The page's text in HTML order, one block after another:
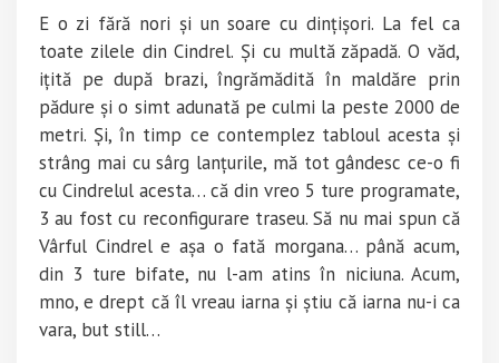
E o zi fără nori și un soare cu dințișori. La fel ca
toate zilele din Cindrel. Și cu multă zăpadă. O văd,
ițită pe după brazi, îngrămădită în maldăre prin
pădure și o simt adunată pe culmi la peste 2000 de
metri. Și, în timp ce contemplez tabloul acesta și
strâng mai cu sârg lanțurile, mă tot gândesc ce-o fi
cu Cindrelul acesta… că din vreo 5 ture programate,
3 au fost cu reconfigurare traseu. Să nu mai spun că
Vârful Cindrel e așa o fată morgana… până acum,
din 3 ture bifate, nu l-am atins în niciuna. Acum,
mno, e drept că îl vreau iarna și știu că iarna nu-i ca
vara, but still…